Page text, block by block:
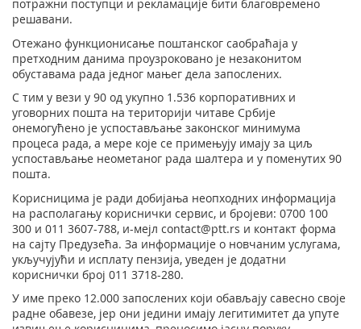
потражни поступци и рекламације бити благовремено
решавани.
Отежано функционисање поштанског саобраћаја у
претходним данима проузроковано је незаконитом
обуставама рада једног мањег дела запослених.
С тим у вези у 90 од укупно 1.536 корпоративних и
уговорних пошта на територији читаве Србије
онемогућено је успостављање законског минимума
процеса рада, а мере које се примењују имају за циљ
успостављање неометаног рада шалтера и у поменутих 90
пошта.
Корисницима је ради добијања неопходних информација
на располагању кориснички сервис, и бројеви: 0700 100
300 и 011 3607-788, и-мејл contact@ptt.rs и контакт форма
на сајту Предузећа. За информације о новчаним услугама,
укључујући и исплату пензија, уведен је додатни
кориснички број 011 3718-280.
У име преко 12.000 запослених који обављају савесно своје
радне обавезе, јер они једини имају легитимитет да упуте